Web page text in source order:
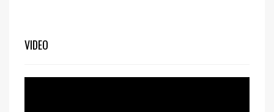
VIDEO